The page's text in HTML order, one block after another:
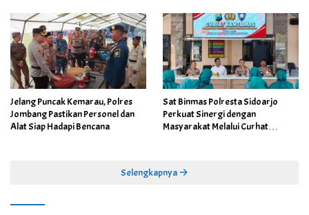
Jelang Puncak Kemarau, Polres
Jombang Pastikan Personel dan
Alat Siap Hadapi Bencana
Sat Binmas Polresta Sidoarjo
Perkuat Sinergi dengan
Masyarakat Melalui Curhat
Selengkapnya